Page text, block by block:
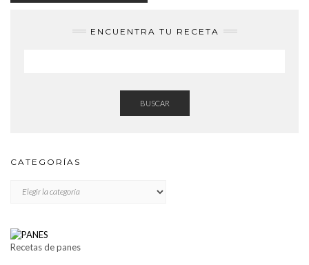
ENCUENTRA TU RECETA
BUSCAR
CATEGORÍAS
Recetas de panes